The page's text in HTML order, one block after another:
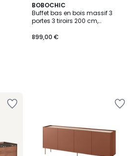
BOBOCHIC
Buffet bas en bois massif 3
portes 3 tiroirs 200 cm,
899,00 €